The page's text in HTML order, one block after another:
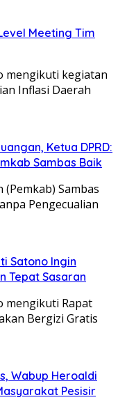
Meeting Tim
mengikuti kegiatan
Inflasi Daerah
Ketua DPRD:
Sambas Baik
Sambas
Pengecualian
Satono Ingin
Tepat Sasaran
mengikuti Rapat
Bergizi Gratis
Wabup Heroaldi
Pesisir